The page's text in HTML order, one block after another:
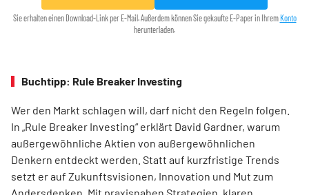
Sie erhalten einen Download-Link per E-Mail. Außerdem können Sie gekaufte E-Paper in IhremKonto
herunterladen.
Buchtipp: Rule Breaker Investing
Wer den Markt schlagen will, darf nicht den Regeln folgen.
In „Rule Breaker Investing“ erklärt David Gardner, warum
außergewöhnliche Aktien von außer­gewöhnlichen
Denkern entdeckt werden. Statt auf kurzfristige Trends
setzt er auf Zukunftsvisionen, Innovation und Mut zum